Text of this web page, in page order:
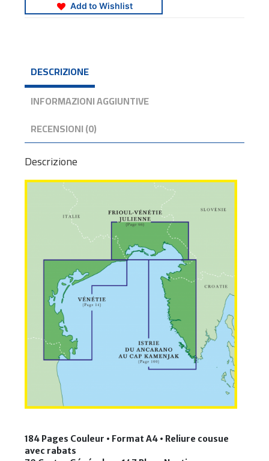
A
u
t
à
Add to Wishlist
DESCRIZIONE
INFORMAZIONI AGGIUNTIVE
RECENSIONI (0)
Descrizione
184 Pages Couleur • Format A4 • Reliure cousue
avec rabats